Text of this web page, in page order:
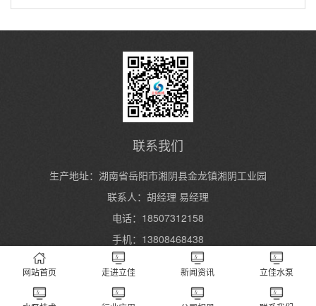
联系我们
生产地址：湖南省岳阳市湘阴县金龙镇湘阴工业园
联系人：胡经理 易经理
电话：18507312158
手机：13808468438
Copyright 2004-2024 湖南立佳机械制造有限公司 All Rights Reserved.湘ICP
备2023000934号
长沙水泵厂
网站首页 走进立佳 新闻资讯 立佳水泵